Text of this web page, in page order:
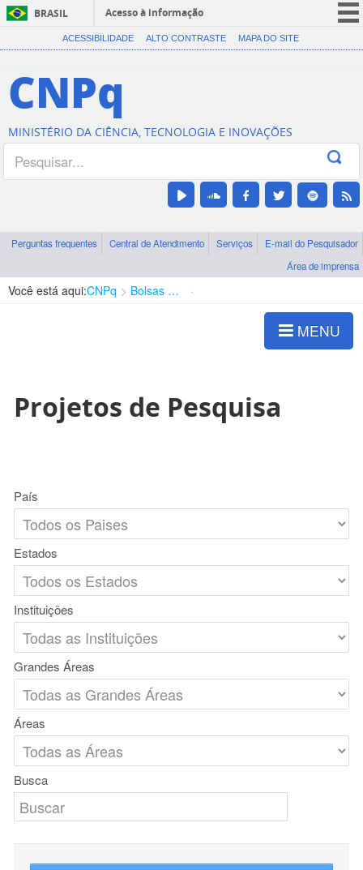
BRASIL
Acesso à informação
CORONAVÍRUS (COVID-19)
Canais
ACESSIBILIDADE ALTO CONTRASTE MAPA DO SITE
CNPq
MINISTÉRIO DA CIÊNCIA, TECNOLOGIA E INOVAÇÕES
Perguntas frequentes Central de Atendimento Serviços
E-mail do Pesquisador
Área de imprensa
Você está aqui:CNPq Bolsas e Auxílios Vigentes
MENU
Projetos de Pesquisa
País
Estados
Instituições
Grandes Áreas
Áreas
Busca